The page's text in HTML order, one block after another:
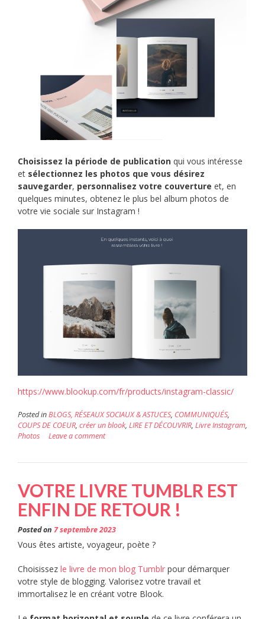
Choisissez la période de publication qui vous intéresse
et sélectionnez les photos que vous désirez
sauvegarder, personnalisez votre couverture et, en
quelques minutes, obtenez le plus bel album photos de
votre vie sociale sur Instagram !
https://www.blookup.com/fr/products/instagram-classic/
Posted inBLOGS, RÉSEAUX SOCIAUX & ASTUCES, COMMUNIQUÉS,
COUPS DE COEUR, créer un blook, LIRE ET DÉCOUVRIR, Livre Instagram,
Photos
Leave a comment
VOTRE LIVRE TUMBLR EST
ENFIN DE RETOUR !
Posted on 7 septembre 2023
Vous êtes artiste, voyageur, poète ?
Choisissez le livre de mon blog Tumblr pour démarquer
votre style de blogging. Valorisez votre travail et
immortalisez le en créant votre Blook.